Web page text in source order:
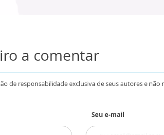
a comentar
de responsabilidade exclusiva de seus autores e
Seu e-mail